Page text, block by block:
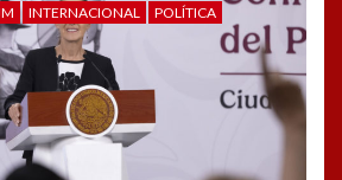
INTERNACIONAL POLÍTICA